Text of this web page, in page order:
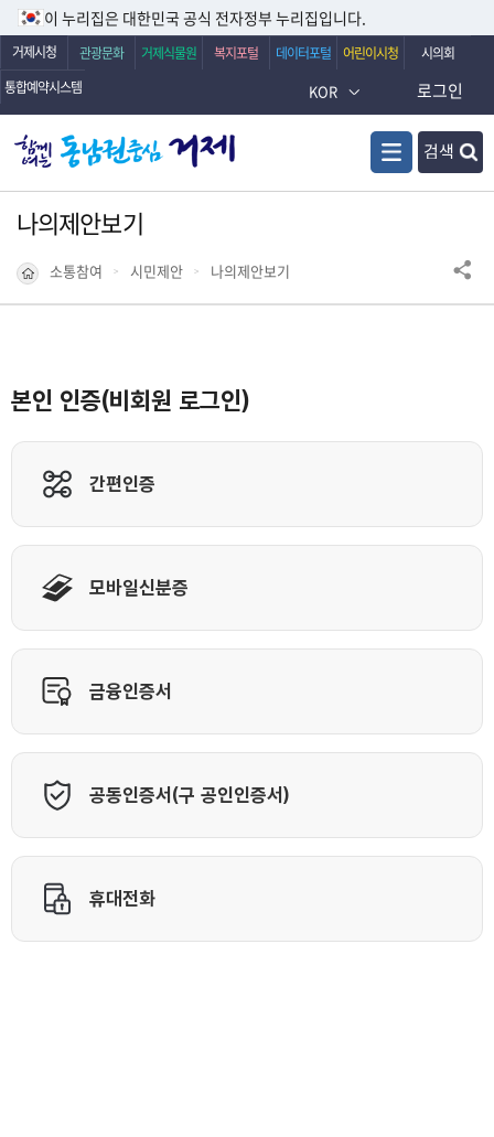
이 누리집은 대한민국 공식 전자정부 누리집입니다.
거제시청 관광문화 거제식물원 복지포털 데이터포털 어린이시청
시의회
통합예약시스템
KOR
검색
로그인
나의제안보기
소통참여 시민제안 나의제안보기